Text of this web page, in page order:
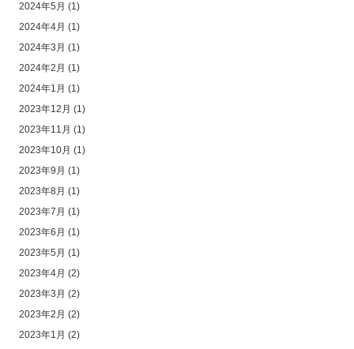
2024年5月 (1)
2024年4月 (1)
2024年3月 (1)
2024年2月 (1)
2024年1月 (1)
2023年12月 (1)
2023年11月 (1)
2023年10月 (1)
2023年9月 (1)
2023年8月 (1)
2023年7月 (1)
2023年6月 (1)
2023年5月 (1)
2023年4月 (2)
2023年3月 (2)
2023年2月 (2)
2023年1月 (2)